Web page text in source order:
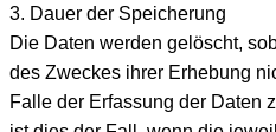
3. Dauer der Speicherung
Die Daten werden gelöscht,
des Zweckes ihrer Erhebung
Falle der Erfassung der Daten